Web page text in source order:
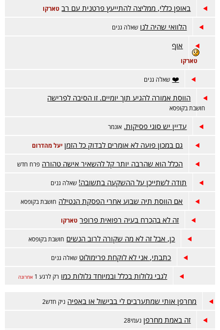
באופן כללי, ממליצה להתייעץ פרטנית עם רב טארקו
הלוואי שהיה לנו שאלה גנים
אוף
טארקו
❤️ שאלה גנים
הווסת אמורה להגיע תוך יומיים. זו הסיבה לפרישה
חושבת בקופסא
עדיין יש סוגי פסיקות. אונמר
גם במכון פועה לא אומרים לבדוק כל הזמן יעל מהדרום
הכלל הוא שהרבה יותר קל להשאיר אישה טהורה פרח חדש
תודה לשתייכן על ההשקעה בתשובה! שאלה גנים
אם הווסת תיה שבוע אחרי הפסקת הנטילה חושבת בקופסא
זה לא בהכרח בעיה רפואית פרופר טארקו
כן, אבל זה לא מה שקורה לרוב הנשים חושבת בקופסא
כתבתי, אני לא לוקחת פרימולוט שאלה גנים
לגבי גלולות בכלל ובמיוחד גלולות כמו רק לרגע 1 אחרונה
מחרפן אותי שמתערבים לי בבישול או באפיה ניק חדש2
זה באמת מחרפן נעמי28